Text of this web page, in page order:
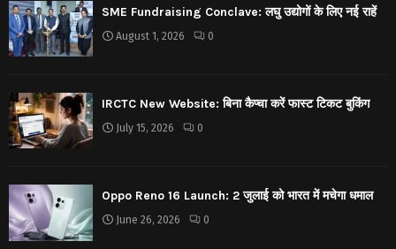
SME Fundraising Conclave: लघु उद्योगों के लिए नई राहें
August 1, 2026 0
IRCTC New Website: बिना कैप्चा करें फास्ट टिकट बुकिंग
July 15, 2026 0
Oppo Reno 16 Launch: 2 जुलाई को भारत में मचेगा धमाल
June 26, 2026 0